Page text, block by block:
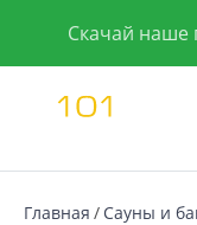
Скачай
Главная Сауны и